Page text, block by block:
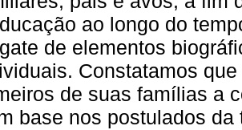
ao longo do
de elementos
Constatamos
de suas famílias a
base nos postulados